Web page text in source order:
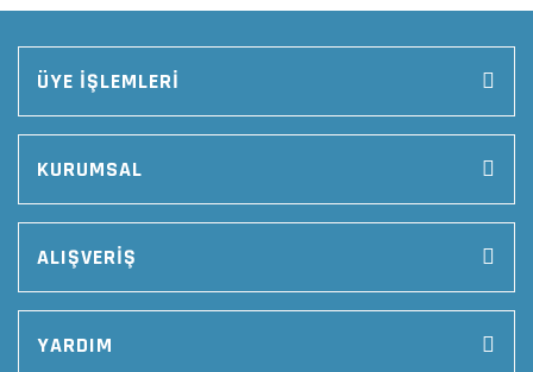
ÜYE İŞLEMLERİ
KURUMSAL
ALIŞVERİŞ
YARDIM